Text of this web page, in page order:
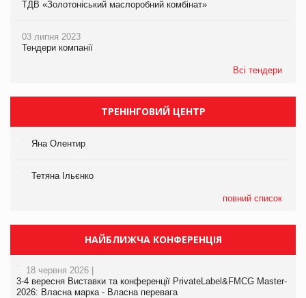
ТДВ «Золотоніський маслоробний комбінат»
03 липня 2023
Тендери компанії
Всі тендери
ТРЕНІНГОВИЙ ЦЕНТР
Яна Олентир
Тетяна Ільєнко
повний список
НАЙБЛИЖЧА КОНФЕРЕНЦІЯ
18 червня 2026 |
3-4 вересня Виставки та конференції PrivateLabel&FMCG Master-
2026: Власна марка - Власна перевага